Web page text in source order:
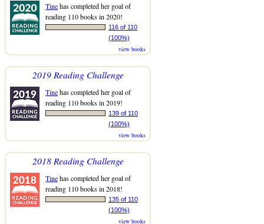
Tinehas completed her goal of
reading 110 books in 2020!
116 of 110
(100%)
view books
2019 Reading Challenge
Tinehas completed her goal of
reading 110 books in 2019!
139 of 110
(100%)
view books
2018 Reading Challenge
Tinehas completed her goal of
reading 110 books in 2018!
135 of 110
(100%)
view books